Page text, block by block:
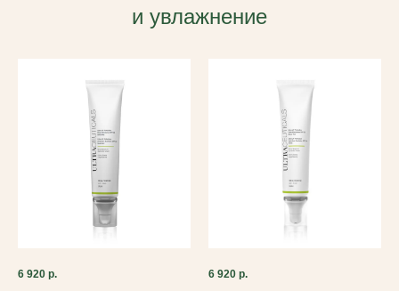
и увлажнение
6 920 р. 6 920 р.